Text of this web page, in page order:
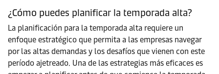
¿Cómo puedes planificar la temporada alta?
La planificación para la temporada alta requiere un
enfoque estratégico que permita a las empresas navegar
por las altas demandas y los desafíos que vienen con este
período ajetreado. Una de las estrategias más eficaces es